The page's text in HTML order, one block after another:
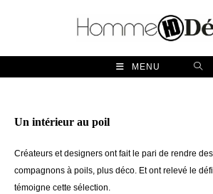
MENU
Un intérieur au poil
Créateurs et designers ont fait le pari de rendre
compagnons à poils, plus déco. Et ont relevé le
témoigne cette sélection.